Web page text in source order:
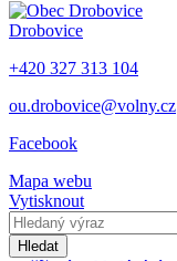
Drobovice
+420 327 313 104
ou.drobovice@volny.cz
Facebook
Mapa webu
Vytisknout
Hledat